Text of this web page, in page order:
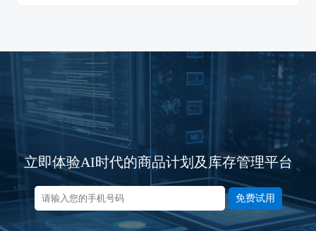
立即体验AI时代的商品计划及库存管理平台
免费试用